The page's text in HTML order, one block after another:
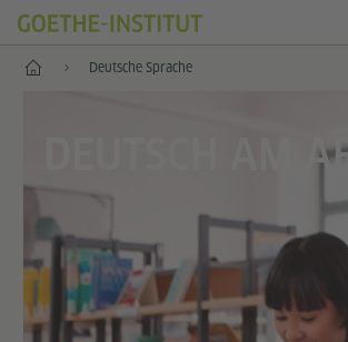
Start Deutsche Sprache
DEUTSCH AM